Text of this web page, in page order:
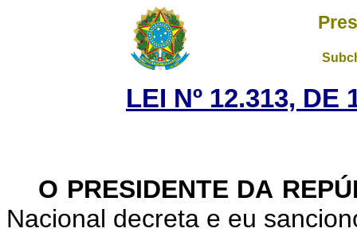
LEI Nº 12.313, DE
O PRESIDENTE DA
Nacional decreta e eu